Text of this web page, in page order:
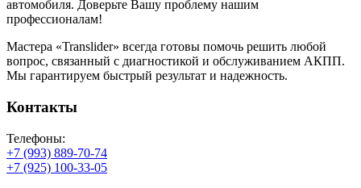
автомобиля. Доверьте Вашу проблему нашим
профессионалам!
Мастера «Translider» всегда готовы помочь решить любой
вопрос, связанный с диагностикой и обслуживанием АКПП.
Мы гарантируем быстрый результат и надежность.
Контакты
Телефоны:
+7 (993) 889-70-74
+7 (925) 100-33-05